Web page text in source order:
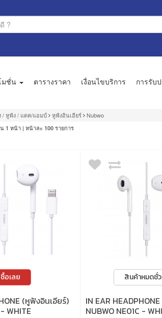
มชั่น ตารางราคา เงื่อนไขบริการ การรับ
/ หูฟัง / แดค/แอมป์ หูฟังอินเอียร์ Nubwo
1 หน้า | หน้าละ 100 รายการ
ซื้อเลย
(หูฟังอินเอียร์)
WHITE
สินค้าหมดชั่
IN EAR
NUBWO NE01C -